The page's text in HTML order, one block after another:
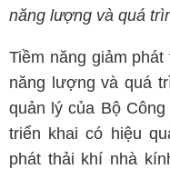
năng lượng và quá
Tiềm năng giảm
năng lượng và quá
quản lý của Bộ
triển khai có hiệu
phát thải khí nhà